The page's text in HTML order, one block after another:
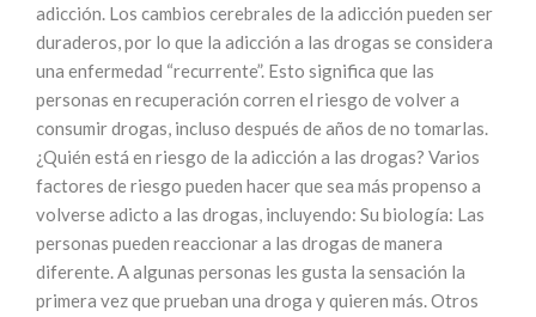
adicción. Los cambios cerebrales de la adicción pueden ser
duraderos, por lo que la adicción a las drogas se considera
una enfermedad “recurrente”. Esto significa que las
personas en recuperación corren el riesgo de volver a
consumir drogas, incluso después de años de no tomarlas.
¿Quién está en riesgo de la adicción a las drogas? Varios
factores de riesgo pueden hacer que sea más propenso a
volverse adicto a las drogas, incluyendo: Su biología: Las
personas pueden reaccionar a las drogas de manera
diferente. A algunas personas les gusta la sensación la
primera vez que prueban una droga y quieren más. Otros